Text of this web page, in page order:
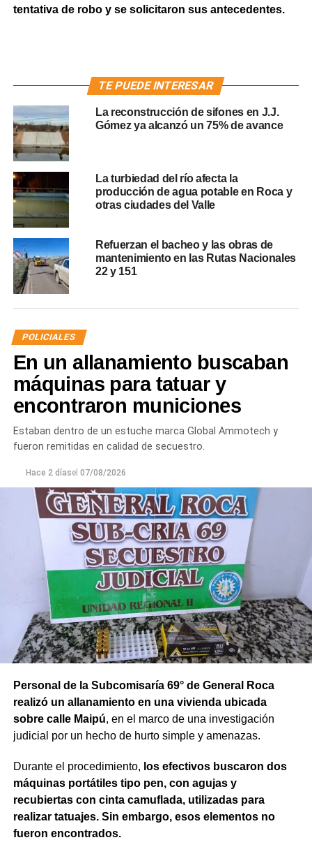
tentativa de robo y se solicitaron sus antecedentes.
TE PUEDE INTERESAR
La reconstrucción de sifones en J.J.
Gómez ya alcanzó un 75% de avance
La turbiedad del río afecta la
producción de agua potable en Roca y
otras ciudades del Valle
Refuerzan el bacheo y las obras de
mantenimiento en las Rutas Nacionales
22 y 151
POLICIALES
En un allanamiento buscaban
máquinas para tatuar y
encontraron municiones
Estaban dentro de un estuche marca Global Ammotech y
fueron remitidas en calidad de secuestro.
Hace 2 díasel 07/08/2026
Personal de la Subcomisaría 69° de General Roca
realizó un allanamiento en una vivienda ubicada
sobre calle Maipú, en el marco de una investigación
judicial por un hecho de hurto simple y amenazas.
Durante el procedimiento, los efectivos buscaron dos
máquinas portátiles tipo pen, con agujas y
recubiertas con cinta camuflada, utilizadas para
realizar tatuajes. Sin embargo, esos elementos no
fueron encontrados.